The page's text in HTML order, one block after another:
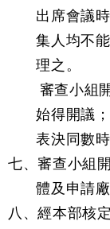
出席會議
集人均不
理之。
審查小組開
始得開議
表決同數
七、審查小組
體及申請
八、經本部核